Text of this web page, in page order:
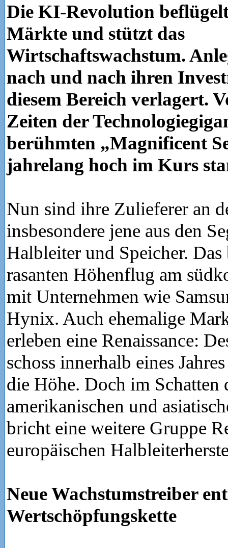
Die KI-Revolution
Märkte und stützt das
Wirtschaftswachstum.
nach und nach ihren
diesem Bereich verlagert.
Zeiten der
berühmten „Magnificent
jahrelang hoch im Kurs
Nun sind ihre Zulieferer an
insbesondere jene aus den
Halbleiter und Speicher.
rasanten Höhenflug am
mit Unternehmen wie
Hynix. Auch ehemalige
erleben eine Renaissance:
schoss innerhalb eines
die Höhe. Doch im Schatten
amerikanischen und
bricht eine weitere Gruppe
europäischen
Neue Wachstumstreiber
Wertschöpfungskette